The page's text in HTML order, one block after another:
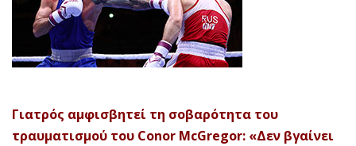
Γιατρός αμφισβητεί τη σοβαρότητα του
τραυματισμού του Conor McGregor: «Δεν βγαίνει